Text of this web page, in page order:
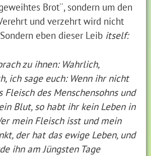
Brot¨, sondern um den
und verzehrt wird nicht
eben dieser Leib itself:
zu ihnen: Wahrlich,
ich sage euch: Wenn ihr nicht
Fleisch des Menschensohns und
Blut, so habt ihr kein Leben in
mein Fleisch isst und mein
der hat das ewige Leben, und
ihn am Jüngsten Tage